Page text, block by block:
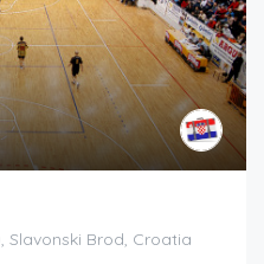
Slavonski Brod, Croatia